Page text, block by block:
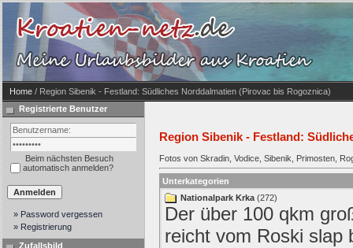
Home / Region Sibenik - Festland: Südliches Norddalmatien (Pirovac bis Rogoznica)
Registrierte Benutzer
Beim nächsten Besuch
automatisch anmelden?
» Password vergessen
» Registrierung
Zufallsbild
Region Sibenik - Festland:
Fotos von Skradin, Vodice, Sibenik, Primosten,
Unterkategorien
Nationalpark Krka (272)
Der über 100 qkm
reicht vom Roski slap